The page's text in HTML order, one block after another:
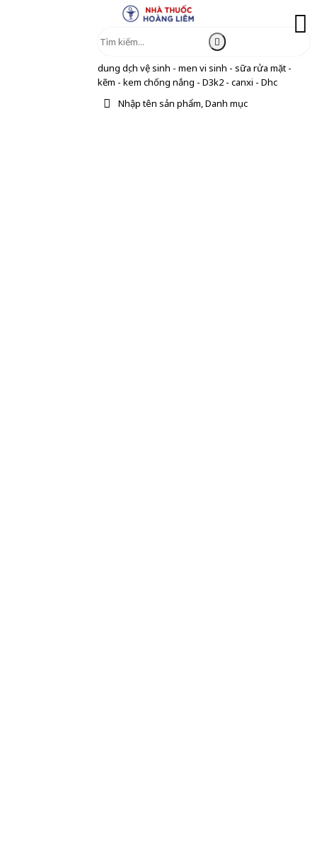
dung dịch vệ sinh - men vi sinh - sữa rửa mặt -
kẽm - kem chống nắng - D3k2 - canxi - Dhc
Nhập tên sản phẩm, Danh mục